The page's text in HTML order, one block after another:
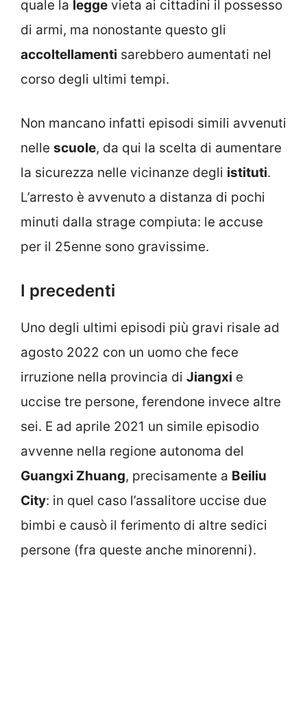
quale la legge vieta ai cittadini il possesso
di armi, ma nonostante questo gli
accoltellamenti sarebbero aumentati nel
corso degli ultimi tempi.
Non mancano infatti episodi simili avvenuti
nelle scuole, da qui la scelta di aumentare
la sicurezza nelle vicinanze degli istituti.
L’arresto è avvenuto a distanza di pochi
minuti dalla strage compiuta: le accuse
per il 25enne sono gravissime.
I precedenti
Uno degli ultimi episodi più gravi risale ad
agosto 2022 con un uomo che fece
irruzione nella provincia di Jiangxi e
uccise tre persone, ferendone invece altre
sei. E ad aprile 2021 un simile episodio
avvenne nella regione autonoma del
Guangxi Zhuang, precisamente a Beiliu
City: in quel caso l’assalitore uccise due
bimbi e causò il ferimento di altre sedici
persone (fra queste anche minorenni).